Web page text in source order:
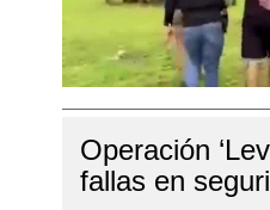
Operación
fallas en